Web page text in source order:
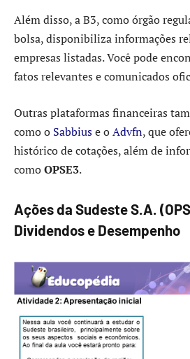
Além disso, a B3, como órgão
bolsa, disponibiliza informações
empresas listadas. Você pode
fatos relevantes e comunicados
Outras plataformas financeiras
como o Sabbiuse oAdvfn, que
histórico de cotações, além de
comoOPSE3.
Ações da Sudeste S.A.
Dividendos e Desempenho